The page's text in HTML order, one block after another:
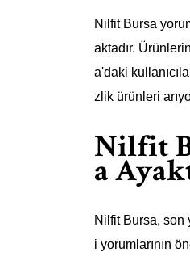
Nilfit Bursa
aktadır.
a'daki
zlik ürünleri
Nilfit
a
Nilfit Bursa, son
i yorumlarının